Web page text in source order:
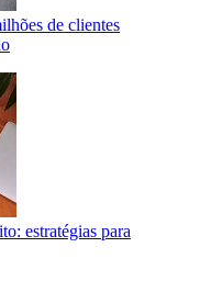
de clientes
estratégias para